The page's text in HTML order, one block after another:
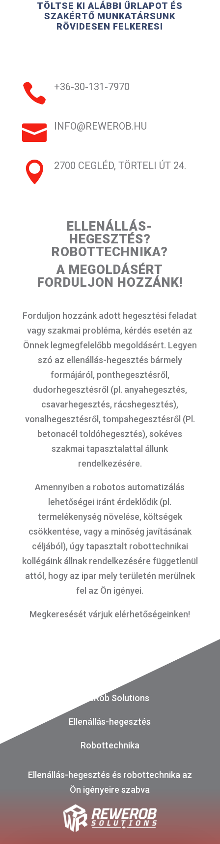
TÖLTSE KI ALÁBBI ŰRLAPOT ÉS
SZAKÉRTŐ MUNKATÁRSUNK
RÖVIDESEN FELKERESI
 +36-30-131-7970
 INFO@REWEROB.HU
 2700 CEGLÉD, TÖRTELI ÚT 24.
ELLENÁLLÁS-
HEGESZTÉS?
ROBOTTECHNIKA?
A MEGOLDÁSÉRT
FORDULJON HOZZÁNK!
Forduljon hozzánk adott hegesztési feladat
vagy szakmai probléma, kérdés esetén az
Önnek legmegfelelőbb megoldásért. Legyen
szó az ellenállás-hegesztés bármely
formájáról, ponthegesztésről,
dudorhegesztésről (pl. anyahegesztés,
csavarhegesztés, rácshegesztés),
vonalhegesztésről, tompahegesztésről (Pl.
betonacél toldóhegesztés), sokéves
szakmai tapasztalattal állunk
rendelkezésére.
Amennyiben a robotos automatizálás
lehetőségei iránt érdeklődik (pl.
termelékenység növelése, költségek
csökkentése, vagy a minőség javításának
céljából), úgy tapasztalt robottechnikai
kollégáink állnak rendelkezésére függetlenül
attól, hogy az ipar mely területén merülnek
fel az Ön igényei.
Megkeresését várjuk elérhetőségeinken!
ReWeRob Solutions
Ellenállás-hegesztés
Robottechnika
Ellenállás-hegesztés és robottechnika az
Ön igényeire szabva